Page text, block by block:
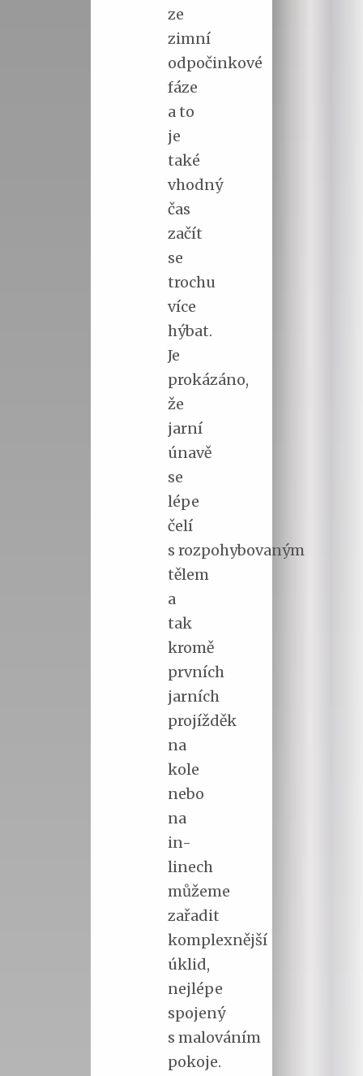
ze
zimní
odpočinkové
fáze
a to
je
také
vhodný
čas
začít
se
trochu
více
hýbat.
Je
prokázáno,
že
jarní
únavě
se
lépe
čelí
s rozpohybovaným
tělem
a
tak
kromě
prvních
jarních
projížděk
na
kole
nebo
na
in-
linech
můžeme
zařadit
komplexnější
úklid,
nejlépe
spojený
s malováním
pokoje.